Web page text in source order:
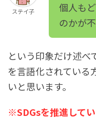
ステイ子
個人も
のかが不
という印象だけ述べ
を言語化されている
いと思います。
※SDGsを推進して